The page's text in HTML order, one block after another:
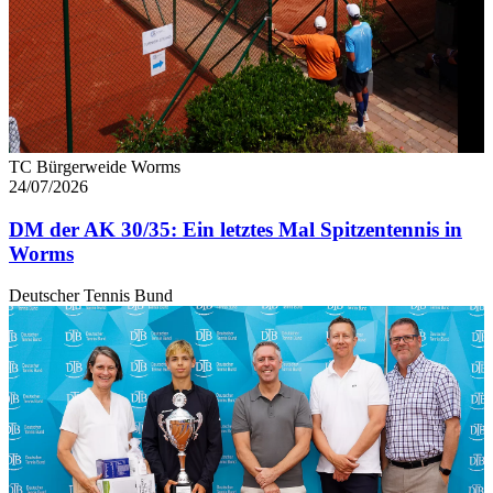
soziale Medien, Werbung und Analysen weiter. Unsere
Partner führen diese Informationen möglicherweise mit
weiteren Daten zusammen, die Sie ihnen bereitgestellt
haben oder die sie im Rahmen Ihrer Nutzung der Dienste
gesammelt haben. DieCookie-Einstellungenkönnen
jederzeit über den Link im Footer aufgerufen und
angepasst werden.
TC Bürgerweide Worms
24/07/2026
DM der AK 30/35: Ein letztes Mal Spitzentennis in
Worms
Deutscher Tennis Bund